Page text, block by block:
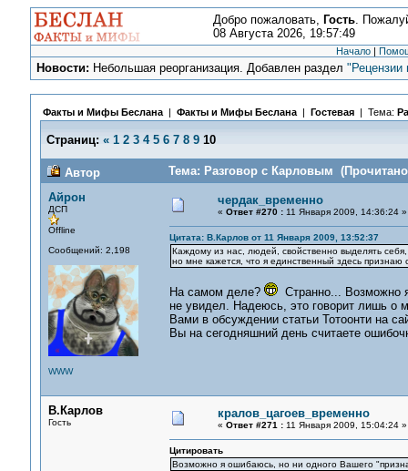
Добро пожаловать, Гость.
08 Августа 2026, 19:57:49
Начало |
Новости: Небольшая реорганизация. Добавлен раздел"Рецензии
Факты и Мифы Беслана| Факты и Мифы Беслана| Гостевая | Тема:
Страниц: « 1 2 3 4 5 6 7 8 9 10
Автор
Тема: Разговор с Карловым (Прочитано
Айрон
ДСП
Offline
Сообщений: 2,198
WWW
чердак_временно
« Ответ #270 :11 Января 2009, 14:36:24 »
Цитата: В.Карлов от 11 Января 2009, 13:52:37
Каждому из нас, людей, свойственно выделять
но мне кажется, что я единственный здесь признаю
На самом деле?
Странно... Возможно я
не увидел. Надеюсь, это говорит лишь о
Вами в обсуждении статьи Тотоонти на
Вы на сегодняшний день считаете
В.Карлов
Гость
кралов_цагоев_временно
« Ответ #271 :11 Января 2009, 15:04:24 »
Цитировать
Возможно я ошибаюсь, но ни одного Вашего